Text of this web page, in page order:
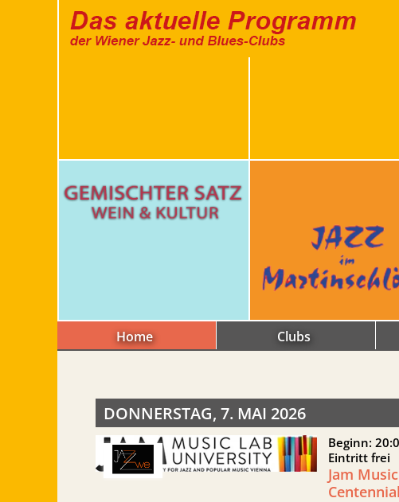
Home Clubs
DONNERSTAG, 7. MAI 2026
Beginn:
Eintritt frei
Jam